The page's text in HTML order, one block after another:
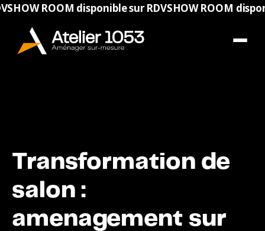
ROOM disponible sur RDVSHOW ROOM disponible
Transformation de
salon :
amenagement sur